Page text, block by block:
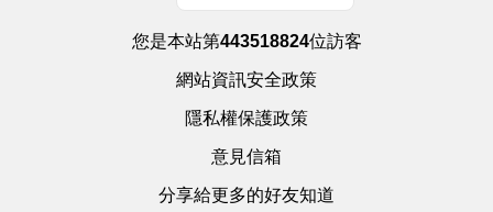
您是本站第443518824位訪客
網站資訊安全政策
隱私權保護政策
意見信箱
分享給更多的好友知道